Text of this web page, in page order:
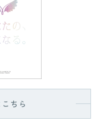
ちら